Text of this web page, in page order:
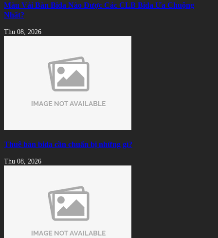
Màu Vải Bàn Bida Nào Được Các CLB Bida Ưa Chuộng
Nhất?
Thu 08, 2026
Thuê bàn bida cần chuẩn bị những gì?
Thu 08, 2026